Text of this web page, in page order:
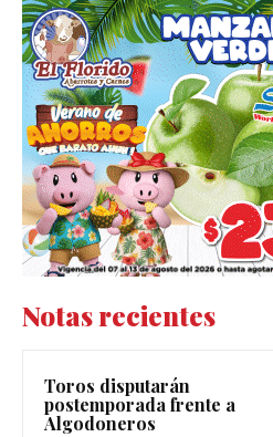
Notas recientes
Toros disputarán
postemporada frente a
Algodoneros